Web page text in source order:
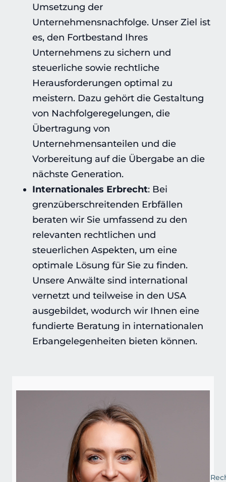
Umsetzung der
Unternehmensnachfolge. Unser Ziel ist
es, den Fortbestand Ihres
Unternehmens zu sichern und
steuerliche sowie rechtliche
Herausforderungen optimal zu
meistern. Dazu gehört die Gestaltung
von Nachfolgeregelungen, die
Übertragung von
Unternehmensanteilen und die
Vorbereitung auf die Übergabe an die
nächste Generation.
Internationales Erbrecht: Bei
grenzüberschreitenden Erbfällen
beraten wir Sie umfassend zu den
relevanten rechtlichen und
steuerlichen Aspekten, um eine
optimale Lösung für Sie zu finden.
Unsere Anwälte sind international
vernetzt und teilweise in den USA
ausgebildet, wodurch wir Ihnen eine
fundierte Beratung in internationalen
Erbangelegenheiten bieten können.